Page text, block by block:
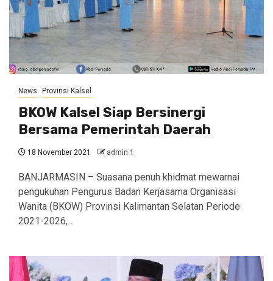
News Provinsi Kalsel
BKOW Kalsel Siap Bersinergi
Bersama Pemerintah Daerah
18 November 2021 admin 1
BANJARMASIN – Suasana penuh khidmat mewarnai
pengukuhan Pengurus Badan Kerjasama Organisasi
Wanita (BKOW) Provinsi Kalimantan Selatan Periode
2021-2026,…